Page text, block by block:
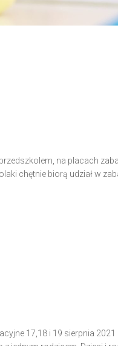
na placach
chętnie biorą udział w
17,18 i 19 sierpnia 2021